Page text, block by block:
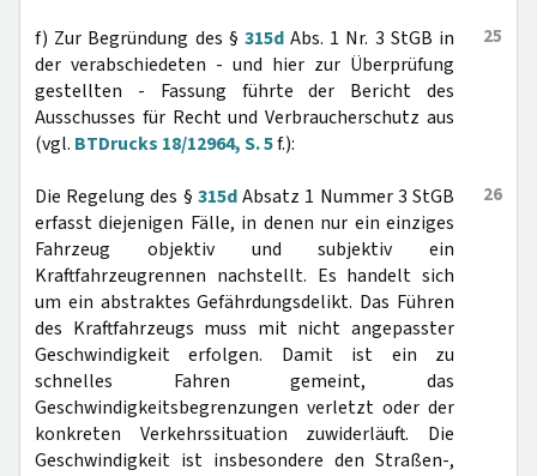
25
f) Zur Begründung des § 315dAbs. 1 Nr. 3 StGB in
der verabschiedeten - und hier zur Überprüfung
gestellten - Fassung führte der Bericht des
Ausschusses für Recht und Verbraucherschutz aus
(vgl. BTDrucks 18/12964, S. 5f.):
26
Die Regelung des § 315dAbsatz 1 Nummer 3 StGB
erfasst diejenigen Fälle, in denen nur ein einziges
Fahrzeug objektiv und subjektiv ein
Kraftfahrzeugrennen nachstellt. Es handelt sich
um ein abstraktes Gefährdungsdelikt. Das Führen
des Kraftfahrzeugs muss mit nicht angepasster
Geschwindigkeit erfolgen. Damit ist ein zu
schnelles Fahren gemeint, das
Geschwindigkeitsbegrenzungen verletzt oder der
konkreten Verkehrssituation zuwiderläuft. Die
Geschwindigkeit ist insbesondere den Straßen-,